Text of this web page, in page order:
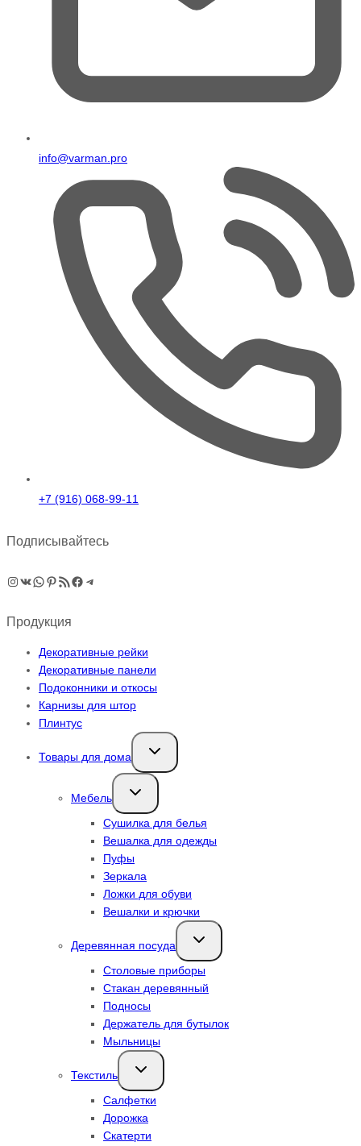
info@varman.pro
+7 (916) 068-99-11
Подписывайтесь
Instagram
ВКонтакте
WhatsApp
Pinterest
RSS-рассылка
Facebook
Telegram
Продукция
Декоративные рейки
Декоративные панели
Подоконники и откосы
Карнизы для штор
Плинтус
Товары для дома
Переключить
дочернее
Мебель
Переключить
дочернее
Сушилка для белья
Вешалка для одежды
Пуфы
Зеркала
Ложки для обуви
Вешалки и крючки
Деревянная посуда
Переключить
дочернее
Столовые приборы
Стакан деревянный
Подносы
Держатель для бутылок
Мыльницы
Текстиль
Переключить
дочернее
Салфетки
Дорожка
Скатерти